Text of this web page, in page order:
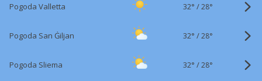
Pogoda Valletta 32° /28°
Pogoda San Ġiljan 32° /28°
Pogoda Sliema 32° /28°